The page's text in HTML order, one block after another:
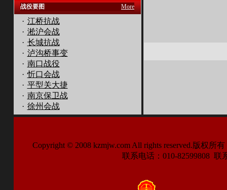
战役要图 More
· 江桥抗战
· 淞沪会战
· 长城抗战
· 泸沟桥事变
· 南口战役
· 忻口会战
· 平型关大捷
· 南京保卫战
· 徐州会战
Copyright © 2008 kzmjw.com All rights reserved.版权
联系电话：010-82599808 联